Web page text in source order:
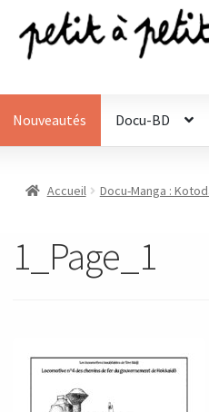
Aller
navigation
Aller
Nouveautés Docu-BD
Accueil Docu-Manga :
1_Page_1